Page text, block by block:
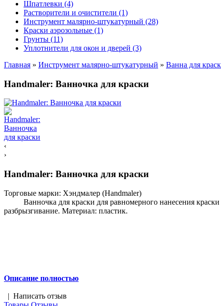
Шпатлевки (4)
Растворители и очистители (1)
Инструмент малярно-штукатурный (28)
Краски аэрозольные (1)
Грунты (11)
Уплотнители для окон и дверей (3)
Главная » Инструмент малярно-штукатурный » Ванна для
Handmaler: Ванночка для краски
‹
›
Handmaler: Ванночка для краски
Торговые марки: Хэндмалер (Handmaler)
Ванночка для краски для равномерного нанесения краски
разбрызгивание. Материал: пластик.
Описание полностью
| Написать отзыв